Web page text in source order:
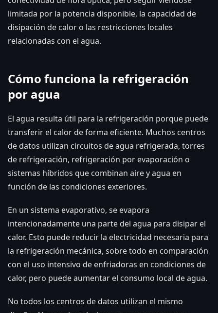
limitada por la potencia disponible, la capacidad de
disipación de calor o las restricciones locales
relacionadas con el agua.
Cómo funciona la refrigeración
por agua
El agua resulta útil para la refrigeración porque puede
transferir el calor de forma eficiente. Muchos centros
de datos utilizan circuitos de agua refrigerada, torres
de refrigeración, refrigeración por evaporación o
sistemas híbridos que combinan aire y agua en
función de las condiciones exteriores.
En un sistema evaporativo, se evapora
intencionadamente una parte del agua para disipar el
calor. Esto puede reducir la electricidad necesaria para
la refrigeración mecánica, sobre todo en comparación
con el uso intensivo de enfriadoras en condiciones de
calor, pero puede aumentar el consumo local de agua.
No todos los centros de datos utilizan el mismo